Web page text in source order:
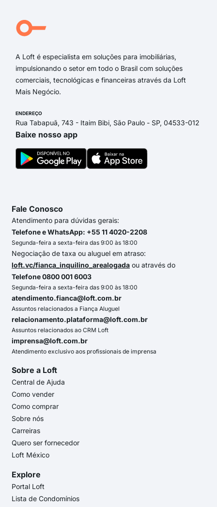
A Loft é especialista em soluções para imobiliárias,
impulsionando o setor em todo o Brasil com soluções
comerciais, tecnológicas e financeiras através da Loft
Mais Negócio.
ENDEREÇO
Rua Tabapuã, 743 - Itaim Bibi, São Paulo - SP, 04533-012
Baixe nosso app
Fale Conosco
Atendimento para dúvidas gerais:
Telefone e WhatsApp: +55 11 4020-2208
Segunda-feira a sexta-feira das 9:00 às 18:00
Negociação de taxa ou aluguel em atraso:
loft.vc/fianca_inquilino_arealogada ou através do
Telefone 0800 001 6003
Segunda-feira a sexta-feira das 9:00 às 18:00
atendimento.fianca@loft.com.br
Assuntos relacionados a Fiança Aluguel
relacionamento.plataforma@loft.com.br
Assuntos relacionados ao CRM Loft
imprensa@loft.com.br
Atendimento exclusivo aos profissionais de imprensa
Sobre a Loft
Central de Ajuda
Como vender
Como comprar
Sobre nós
Carreiras
Quero ser fornecedor
Loft México
Explore
Portal Loft
Lista de Condomínios